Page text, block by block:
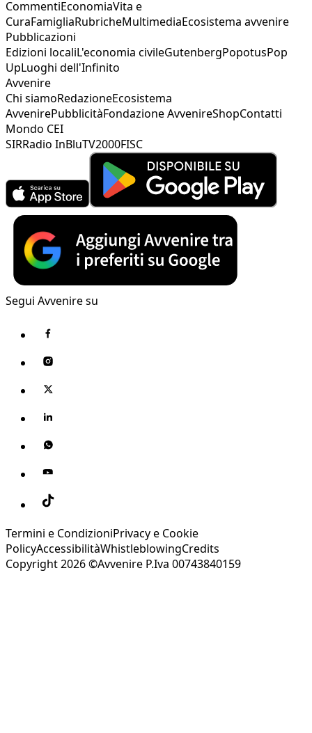
CommentiEconomiaVita e
CuraFamigliaRubricheMultimediaEcosistema avvenire
Pubblicazioni
Edizioni localiL'economia civileGutenbergPopotusPop
UpLuoghi dell'Infinito
Avvenire
Chi siamoRedazioneEcosistema
AvvenirePubblicitàFondazione AvvenireShopContatti
Mondo CEI
SIRRadio InBluTV2000FISC
Segui Avvenire su
Termini e CondizioniPrivacy e Cookie
PolicyAccessibilitàWhistleblowingCredits
Copyright 2026 ©Avvenire P.Iva 00743840159